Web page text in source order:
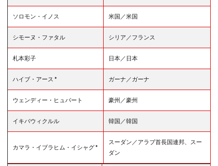
ソロモン・イノス 米国／米国
シモーヌ・ファタル シリア／フランス
札本彩子 日本／日本
ハイブ・アース * ガーナ／ガーナ
ウェンディー・ヒュバート 豪州／豪州
イキバウィクルル 韓国／韓国
カマラ・イブラヒム・イシャグ *
スーダン／アラブ首長国連邦、スー
ダン